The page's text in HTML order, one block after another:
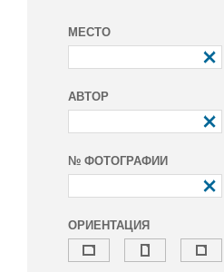
МЕСТО
АВТОР
№ ФОТОГРАФИИ
ОРИЕНТАЦИЯ